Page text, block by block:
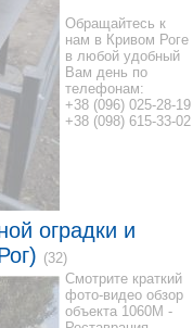
Обращайтесь к
нам в Кривом Роге
в любой удобный
Вам день по
телефонам:
+38 (096) 025-28-19
+38 (098) 615-33-02
оградки и
(32)
Смотрите краткий
фото-видео обзор
объекта 1060M -